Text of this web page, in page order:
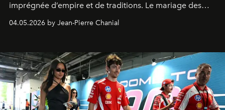
imprégnée d’empire et de traditions. Le mariage des
extrêmes fait merveille.
04.05.2026 by Jean-Pierre Chanial